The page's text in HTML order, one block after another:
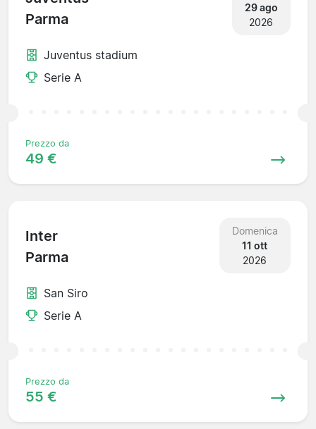
Parma
29 ago
2026
Juventus stadium
Serie A
Prezzo da
49 €
Inter
Parma
Domenica
11 ott
2026
San Siro
Serie A
Prezzo da
55 €